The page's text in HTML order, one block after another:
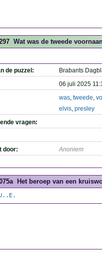
Wat was de tweede
de puzzel:
Brabants
06 juli 2025
was, tweede,
elvis, presley
vragen:
door: Anoniem
Het beroep van een